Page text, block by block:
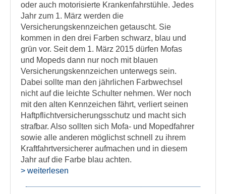
oder auch motorisierte Krankenfahrstühle. Jedes
Jahr zum 1. März werden die
Versicherungskennzeichen getauscht. Sie
kommen in den drei Farben schwarz, blau und
grün vor. Seit dem 1. März 2015 dürfen Mofas
und Mopeds dann nur noch mit blauen
Versicherungskennzeichen unterwegs sein.
Dabei sollte man den jährlichen Farbwechsel
nicht auf die leichte Schulter nehmen. Wer noch
mit den alten Kennzeichen fährt, verliert seinen
Haftpflichtversicherungsschutz und macht sich
strafbar. Also sollten sich Mofa- und Mopedfahrer
sowie alle anderen möglichst schnell zu ihrem
Kraftfahrtversicherer aufmachen und in diesem
Jahr auf die Farbe blau achten.
> weiterlesen